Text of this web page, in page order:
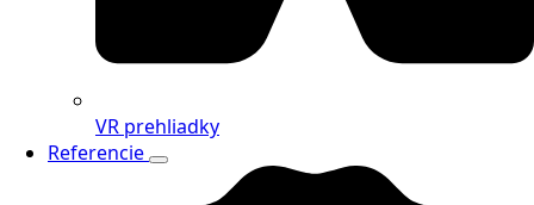
VR prehliadky
Referencie